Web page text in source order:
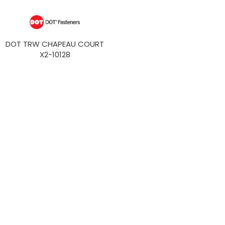
DOT TRW CHAPEAU COURT
X2-10128